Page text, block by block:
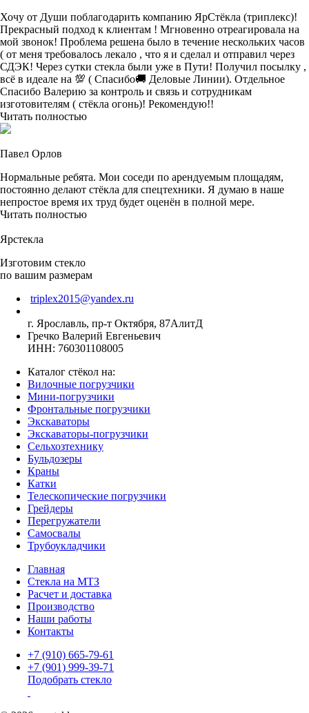
Хочу от Души поблагодарить компанию ЯрСтёкла (триплекс)!
Прекрасный подход к клиентам ! Мгновенно отреагировала на
мой звонок! Проблема решена было в течение нескольких часов
( от меня требовалось лекало , что я и сделал и отправил через
СДЭК! Через сутки стекла были уже в Пути! Получил посылку ,
всё в идеале на 💯 ( Спасибо🚚 Деловые Линии). Отдельное
Спасибо Валерию за контроль и связь и сотрудникам
изготовителям ( стёкла огонь)! Рекомендую!!
Читать полностью
Павел Орлов
Нормальные ребята. Мои соседи по арендуемым площадям,
постоянно делают стёкла для спецтехники. Я думаю в наше
непростое время их труд будет оценён в полной мере.
Читать полностью
Ярстекла
Изготовим стекло
по вашим размерам
triplex2015@yandex.ru
г. Ярославль, пр-т Октября, 87АлитД
Гречко Валерий Евгеньевич
ИНН: 760301108005
Каталог стёкол на:
Вилочные погрузчики
Мини-погрузчики
Фронтальные погрузчики
Экскаваторы
Экскаваторы-погрузчики
Сельхозтехнику
Бульдозеры
Краны
Катки
Телескопические погрузчики
Грейдеры
Перегружатели
Самосвалы
Трубоукладчики
Главная
Стекла на МТЗ
Расчет и доставка
Производство
Наши работы
Контакты
+7 (910) 665-79-61
+7 (901) 999-39-71
Подобрать стекло